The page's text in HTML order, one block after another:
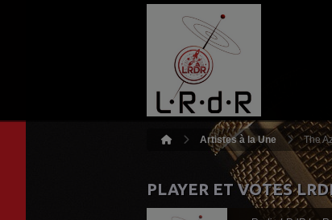
Artistes à la Une The
PLAYER ET VOTES